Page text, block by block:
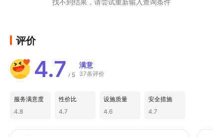
找不到结果，请尝试重新输入查询条件
评价
4.7 / 5
满意
37条评价
服务满意度
4.8
性价比
4.7
设施质量
4.6
安全措施
4.7